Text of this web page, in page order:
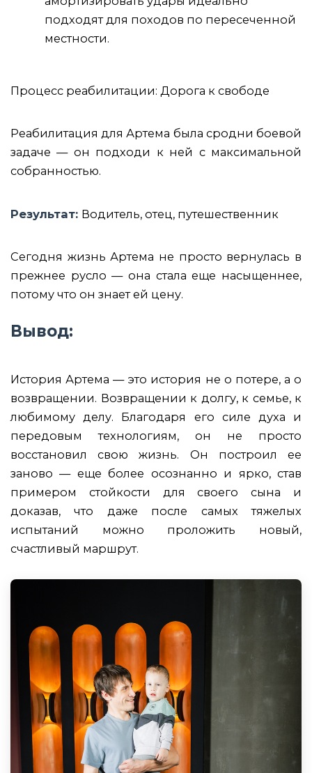
подходят для походов по пересеченной
местности.
Процесс реабилитации: Дорога к свободе
Реабилитация для Артема была сродни боевой
задаче — он подходи к ней с максимальной
собранностью.
Результат: Водитель, отец, путешественник
Сегодня жизнь Артема не просто вернулась в
прежнее русло — она стала еще насыщеннее,
потому что он знает ей цену.
Вывод:
История Артема — это история не о потере, а о
возвращении. Возвращении к долгу, к семье, к
любимому делу. Благодаря его силе духа и
передовым технологиям, он не просто
восстановил свою жизнь. Он построил ее
заново — еще более осознанно и ярко, став
примером стойкости для своего сына и
доказав, что даже после самых тяжелых
испытаний можно проложить новый,
счастливый маршрут.